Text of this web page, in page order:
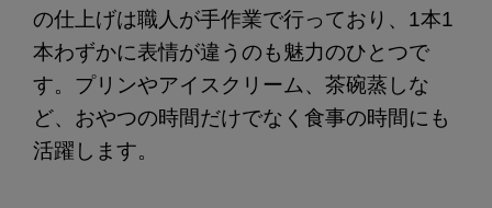
の仕上げは職人が手作業で行っており、1本1
本わずかに表情が違うのも魅力のひとつで
す。プリンやアイスクリーム、茶碗蒸しな
ど、おやつの時間だけでなく食事の時間にも
活躍します。